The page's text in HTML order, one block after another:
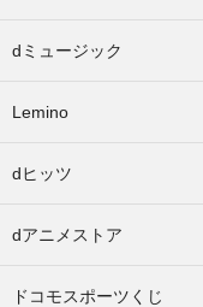
dミュージック
Lemino
dヒッツ
dアニメストア
ドコモスポーツくじ